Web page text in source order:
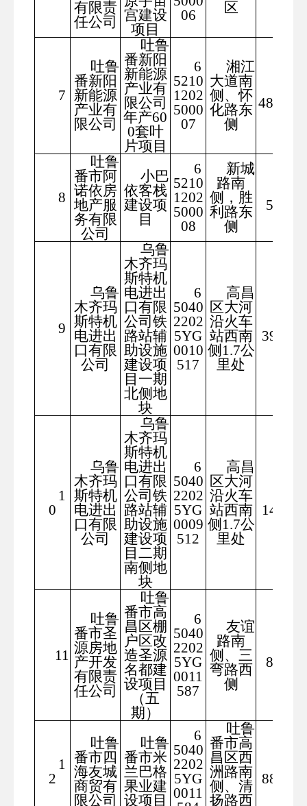
有限责
任公司
宫建设
项目
06
区
7
吐鲁
番新阳
新能源
产业有
限公司
吐鲁
番新阳
新能源
产业有
限公司
年产60
0套叶
片项目
6
5210
1202
5000
07
湘江
大道南
侧、怀
化路东
侧
480.44
8
吐鲁
番市阿
诺依房
地产服
务有限
公司
小巴
依客栈
建设项
目
6
5210
1202
5000
08
新城
路南
侧，胜
利路东
侧
5.53
9
乌鲁
木齐玛
斯特机
电进出
口有限
公司
乌鲁
木齐玛
斯特机
电进出
口有限
公司铁
路站辅
助设施
建设项
目一期
北侧地
块
6
5040
2202
5YG
0010
517
高昌
区大河
沿火车
站西南
侧1.7公
里处
39.17
1
0
乌鲁
木齐玛
斯特机
电进出
口有限
公司
乌鲁
木齐玛
斯特机
电进出
口有限
公司铁
路站辅
助设施
建设项
目二期
南侧地
块
6
5040
2202
5YG
0009
512
高昌
区大河
沿火车
站西南
侧1.7公
里处
14.26
11
吐鲁
番市圣
源房地
产开发
有限责
任公司
吐鲁
番市高
昌区棚
户区改
造圣源
名都建
设项目
（五
期）
6
5040
2202
5YG
0011
587
友谊
路南
侧、三
弯路西
侧
8.69
1
2
吐鲁
番市四
海友城
商贸有
限公司
吐鲁
番市米
兰巴格
果业建
设项目
6
5040
2202
5YG
0011
吐鲁
番市高
昌区西
洲路南
侧、清
扬路西
88.19